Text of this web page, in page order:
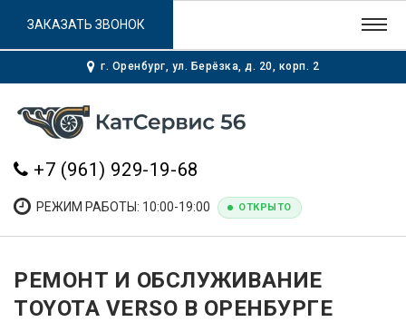
г. Оренбург, ул. Берёзка, д. 20, корп. 2
+7 (961) 929-19-68
РЕЖИМ РАБОТЫ: 10:00-19:00 ОТКРЫТО
ЗАКАЗАТЬ ЗВОНОК
РЕМОНТ И ОБСЛУЖИВАНИЕ
TOYOTA VERSO В ОРЕНБУРГЕ